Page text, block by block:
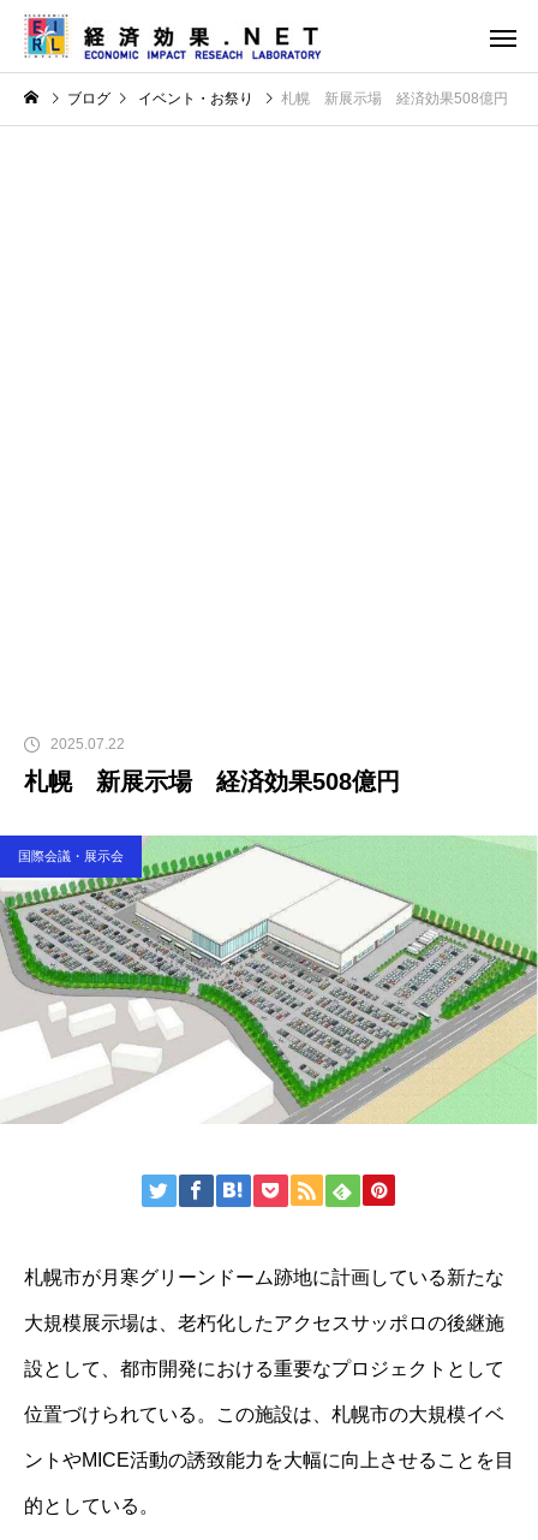
ブログ イベント・お祭り 札幌 新展示場 経済効果508億円
2025.07.22
札幌 新展示場 経済効果508億円
国際会議・展示会
札幌市が月寒グリーンドーム跡地に計画している新たな
大規模展示場は、老朽化したアクセスサッポロの後継施
設として、都市開発における重要なプロジェクトとして
位置づけられている。この施設は、札幌市の大規模イベ
ントやMICE活動の誘致能力を大幅に向上させることを目
的としている。